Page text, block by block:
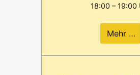
18:00 – 19:00
Mehr …